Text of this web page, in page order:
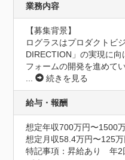
業務内容
【募集背景】
ログラスはプロダクトビ
DIRECTION」の実現に
フォームの開発を進めて
...
続きを見る
給与・報酬
想定年収700万円〜1500
想定月収58.4万円〜125万
特記事項：昇給あり　年